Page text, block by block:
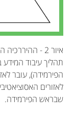
איור 2 - ההיררכיה התפקודית של המוח.
תהליך עיבוד
הפירמידה), עובר
לאזורים
שבראש הפירמידה.